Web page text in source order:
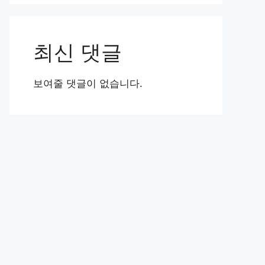
최신 댓글
보여줄 댓글이 없습니다.